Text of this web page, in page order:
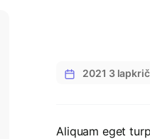
2021 3
Aliquam eget